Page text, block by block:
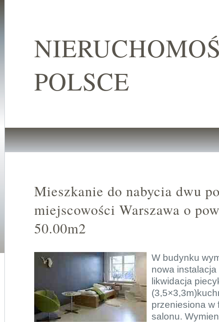
POLSCE
Mieszkanie do nabycia dwu
miejscowości Warszawa o
50.00m2
W budynku
nowa
likwidacja
przeniesiona w
salonu.